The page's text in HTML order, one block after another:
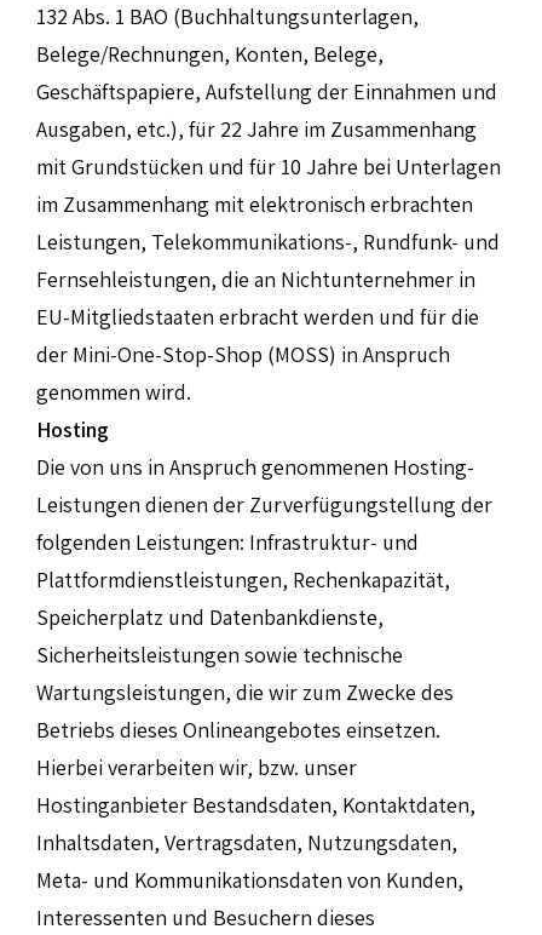
132 Abs. 1 BAO (Buchhaltungsunterlagen,
Belege/Rechnungen, Konten, Belege,
Geschäftspapiere, Aufstellung der Einnahmen und
Ausgaben, etc.), für 22 Jahre im Zusammenhang
mit Grundstücken und für 10 Jahre bei Unterlagen
im Zusammenhang mit elektronisch erbrachten
Leistungen, Telekommunikations-, Rundfunk- und
Fernsehleistungen, die an Nichtunternehmer in
EU-Mitgliedstaaten erbracht werden und für die
der Mini-One-Stop-Shop (MOSS) in Anspruch
genommen wird.
Hosting
Die von uns in Anspruch genommenen Hosting-
Leistungen dienen der Zurverfügungstellung der
folgenden Leistungen: Infrastruktur- und
Plattformdienstleistungen, Rechenkapazität,
Speicherplatz und Datenbankdienste,
Sicherheitsleistungen sowie technische
Wartungsleistungen, die wir zum Zwecke des
Betriebs dieses Onlineangebotes einsetzen.
Hierbei verarbeiten wir, bzw. unser
Hostinganbieter Bestandsdaten, Kontaktdaten,
Inhaltsdaten, Vertragsdaten, Nutzungsdaten,
Meta- und Kommunikationsdaten von Kunden,
Interessenten und Besuchern dieses